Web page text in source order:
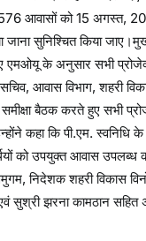
आवासों को 15 अगस्त,
सुनिश्चित किया
के अनुसार सभी
आवास विभाग, शहरी
बैठक करते हुए सभी
कहा कि पी.एम. स्वनिधि के
को उपयुक्त आवास
निदेशक शहरी विकास
सुश्री झरना कामठान सहित